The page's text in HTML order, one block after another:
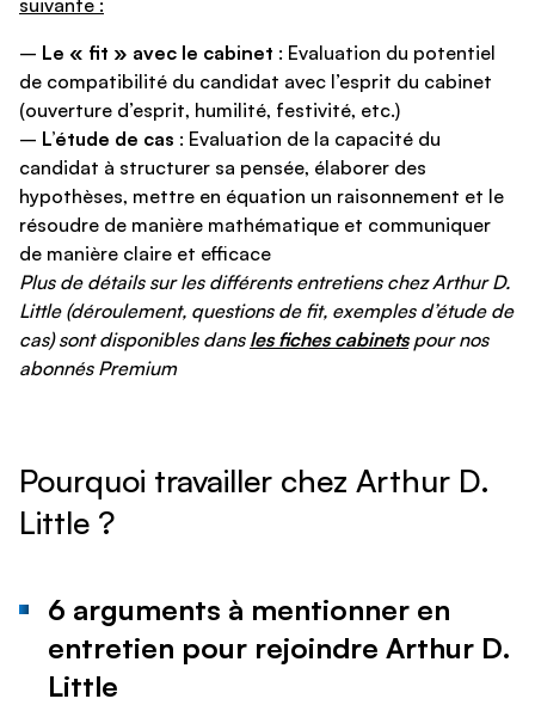
suivante :
– Le « fit » avec le cabinet : Evaluation du potentiel
de compatibilité du candidat avec l’esprit du cabinet
(ouverture d’esprit, humilité, festivité, etc.)
– L’étude de cas : Evaluation de la capacité du
candidat à structurer sa pensée, élaborer des
hypothèses, mettre en équation un raisonnement et le
résoudre de manière mathématique et communiquer
de manière claire et efficace
Plus de détails sur les différents entretiens chez Arthur D.
Little (déroulement, questions de fit, exemples d’étude de
cas) sont disponibles dans les fiches cabinetspour nos
abonnés Premium
Pourquoi travailler chez Arthur D.
Little ?
6 arguments à mentionner en
entretien pour rejoindre Arthur D.
Little